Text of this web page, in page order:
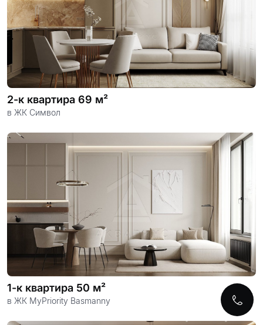
2-к квартира 69 м²
в ЖК Символ
1-к квартира 50 м²
в ЖК MyPriority Basmanny